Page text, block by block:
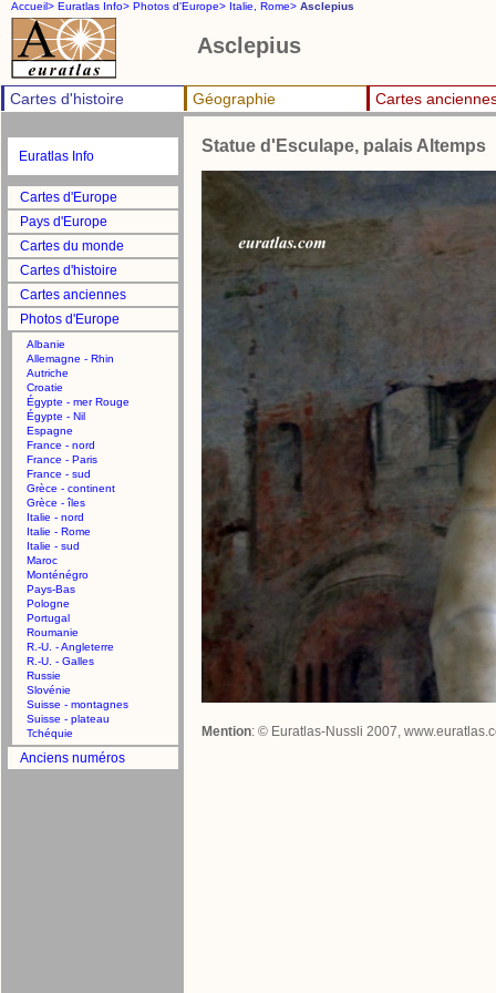
Accueil> Euratlas Info> Photos d'Europe> Italie, Rome> Asclepius
Asclepius
Cartes d'histoire Géographie Cartes
Euratlas Info
Cartes d'Europe
Pays d'Europe
Cartes du monde
Cartes d'histoire
Cartes anciennes
Photos d'Europe
Albanie
Allemagne - Rhin
Autriche
Croatie
Égypte - mer Rouge
Égypte - Nil
Espagne
France - nord
France - Paris
France - sud
Grèce - continent
Grèce - îles
Italie - nord
Italie - Rome
Italie - sud
Maroc
Monténégro
Pays-Bas
Pologne
Portugal
Roumanie
R.-U. - Angleterre
R.-U. - Galles
Russie
Slovénie
Suisse - montagnes
Suisse - plateau
Tchéquie
Anciens numéros
Statue d'Esculape, palais Altemps
Mention: © Euratlas-Nussli 2007,